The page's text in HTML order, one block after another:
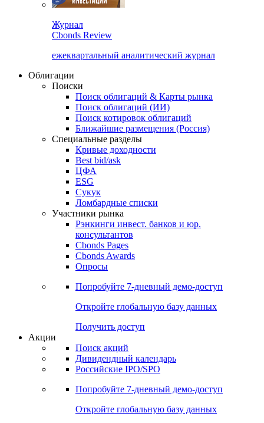
Журнал
Cbonds Review
ежеквартальный аналитический журнал
Облигации
Поиски
Поиск облигаций & Карты рынка
Поиск облигаций (ИИ)
Поиск котировок облигаций
Ближайшие размещения (Россия)
Специальные разделы
Кривые доходности
Best bid/ask
ЦФА
ESG
Сукук
Ломбардные списки
Участники рынка
Рэнкинги инвест. банков и юр.
консультантов
Cbonds Pages
Cbonds Awards
Опросы
Попробуйте 7-дневный демо-доступ
Откройте глобальную базу данных
Получить доступ
Акции
Поиск акций
Дивидендный календарь
Российские IPO/SPO
Попробуйте 7-дневный демо-доступ
Откройте глобальную базу данных